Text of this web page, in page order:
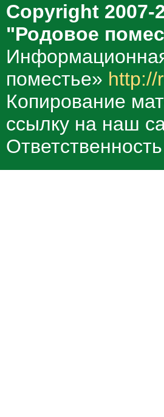
Copyright 2007-
"Родовое
поместье» http://
Копирование
ссылку на наш